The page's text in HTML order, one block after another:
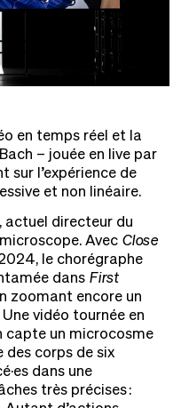
en temps réel et la
– jouée en live par
sur l’expérience de
et non linéaire.
actuel directeur du
Avec Close
le chorégraphe
dans First
zoomant encore un
vidéo tournée en
capte un microcosme
des corps de six
dans une
très précises :